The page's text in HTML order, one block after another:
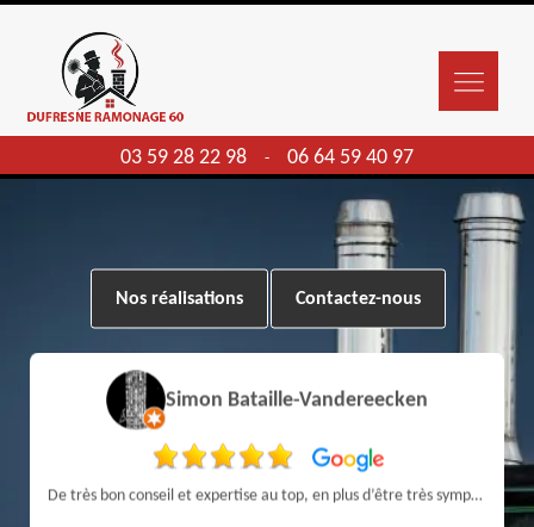
03 59 28 22 98 - 06 64 59 40 97
Nos réalisations Contactez-nous
Simon Bataille-Vandereecken
De très bon conseil et expertise au top, en plus d’être très sympathique, je recommande! Nous avons été bien aidés et renseignés sur quoi faire de notre insert et son entretien futur, merci :)